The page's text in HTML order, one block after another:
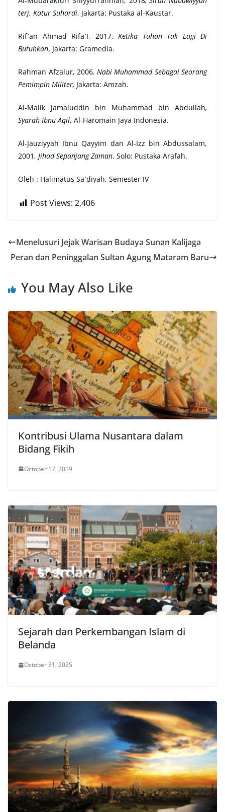
terj. Katur Suhardi, Jakarta: Pustaka al-Kaustar.
Rif`an Ahmad Rifa`I, 2017, Ketika Tuhan Tak Lagi Di
Butuhkan, Jakarta: Gramedia.
Rahman Afzalur, 2006, Nabi Muhammad Sebagai Seorang
Pemimpin Militer, Jakarta: Amzah.
Al-Malik Jamaluddin bin Muhammad bin Abdullah,
Syarah Ibnu Aqil, Al-Haromain Jaya Indonesia.
Al-Jauziyyah Ibnu Qayyim dan Al-Izz bin Abdussalam,
2001, Jihad Sepanjang Zaman, Solo: Pustaka Arafah.
Oleh : Halimatus Sa`diyah, Semester IV
Post Views: 2,406
Menelusuri Jejak Warisan Budaya Sunan Kalijaga
Peran dan Peninggalan Sultan Agung Mataram Baru
You May Also Like
Kontribusi Ulama Nusantara dalam
Bidang Fikih
October 17, 2019
Sejarah dan Perkembangan Islam di
Belanda
October 31, 2025